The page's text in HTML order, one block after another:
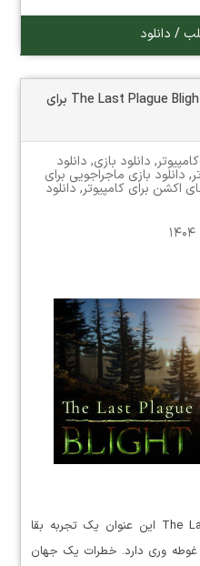
/ دانلود
دانلود بازی The Last Plague Blight Build 19448384 برای
, دانلود بازی, دانلود
, دانلود بازی ماجراجویی برای
اکشن برای کامپیوتر,دانلود
دانلود بازی The Last Plague Blight این عنوان یک تجربه بقا
غوطه وری دارد. خطرات یک جهان